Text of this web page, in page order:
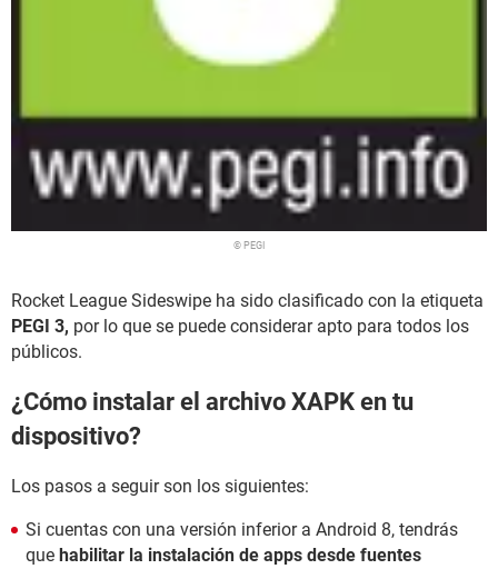
© PEGI
Rocket League Sideswipe ha sido clasificado con la etiqueta
PEGI 3, por lo que se puede considerar apto para todos los
públicos.
¿Cómo instalar el archivo XAPK en tu
dispositivo?
Los pasos a seguir son los siguientes:
Si cuentas con una versión inferior a Android 8, tendrás
que habilitar la instalación de apps desde fuentes